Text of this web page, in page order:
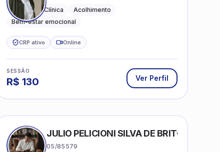
Psicologia Clínica
Acolhimento
Bem-estar emocional
CRP ativo Online
SESSÃO
R$ 130 Ver Perfil
JULIO PELICIONI SILVA DE BRITO
05/85579